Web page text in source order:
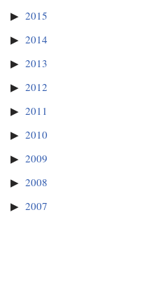
2015
2014
2013
2012
2011
2010
2009
2008
2007